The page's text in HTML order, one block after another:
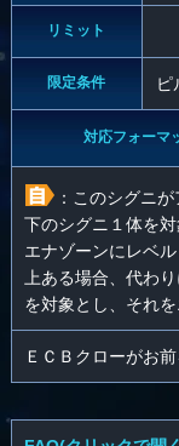
リミット
限定条件 ピ
対応フォーマ
：このシグニ
下のシグニ１体を
エナゾーンにレベ
上ある場合、代わ
を対象とし、それを
ＥＣＢクローがお